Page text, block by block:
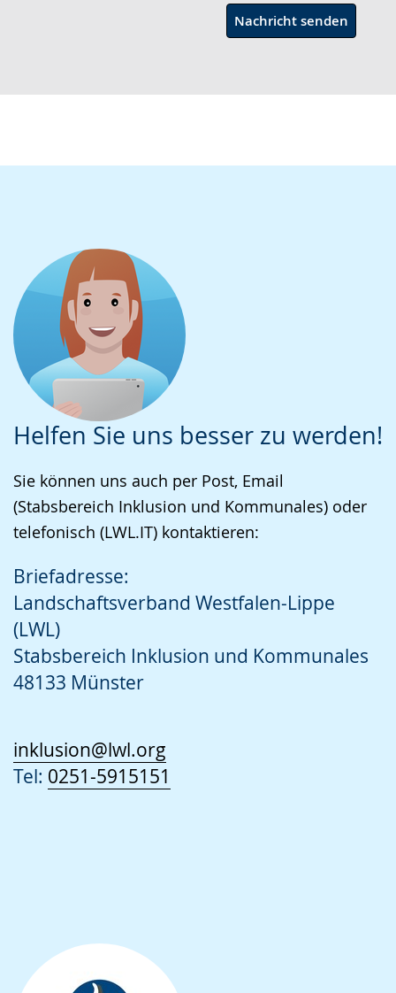
Nachricht senden
Helfen Sie uns besser zu werden!
Sie können uns auch per Post, Email
(Stabsbereich Inklusion und Kommunales) oder
telefonisch (LWL.IT) kontaktieren:
Briefadresse:
Landschaftsverband Westfalen-Lippe
(LWL)
Stabsbereich Inklusion und Kommunales
48133 Münster
inklusion@lwl.org
Tel: 0251-5915151